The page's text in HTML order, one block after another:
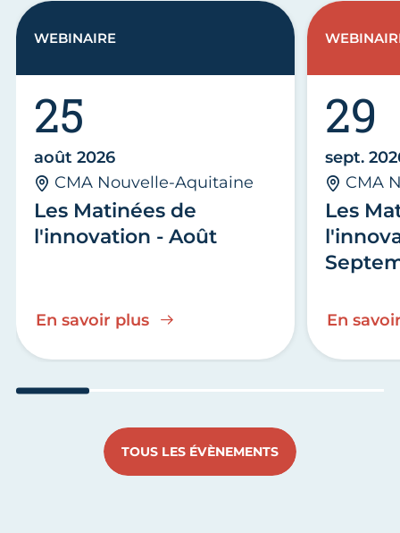
Les Matinées de
l'innovation - Août
25
août 2026
CMA Nouvelle-Aquitaine
En savoir plus
WEBINAIRE
Les
29
sept.
CMA
En
TOUS LES ÉVÈNEMENTS